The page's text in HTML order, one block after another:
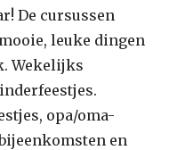
De cursussen
leuke dingen
Wekelijks
opa/oma-
en